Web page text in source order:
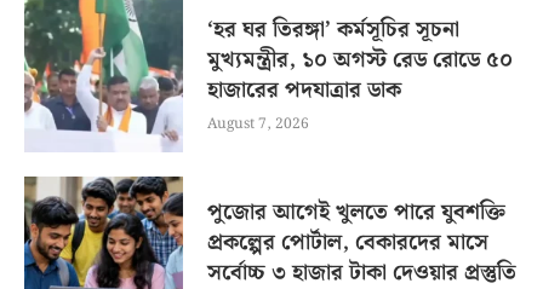
‘হর ঘর তিরঙ্গা’ কর্মসূচির সূচনা
মুখ্যমন্ত্রীর, ১০ অগস্ট রেড রোডে ৫০
হাজারের পদযাত্রার ডাক
August 7, 2026
পুজোর আগেই খুলতে পারে যুবশক্তি
প্রকল্পের পোর্টাল, বেকারদের মাসে
সর্বোচ্চ ৩ হাজার টাকা দেওয়ার প্রস্তুতি